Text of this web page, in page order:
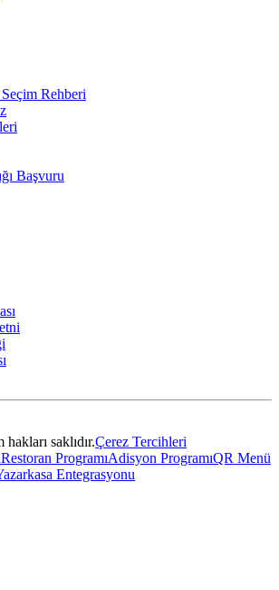
Rehberi
Başvuru
saklıdır.Çerez Tercihleri
Restoran ProgramıAdisyon ProgramıQR Menü
Entegrasyonu